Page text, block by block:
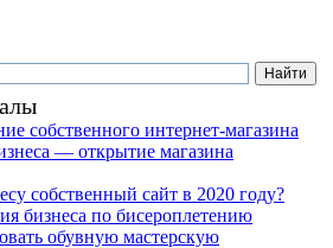
собственного интернет-магазина
— открытие магазина
собственный сайт в 2020 году?
бизнеса по бисероплетению
обувную мастерскую